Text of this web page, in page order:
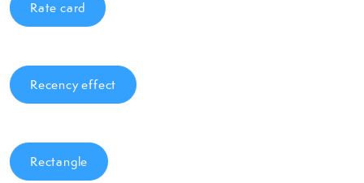
Rate card
Recency effect
Rectangle